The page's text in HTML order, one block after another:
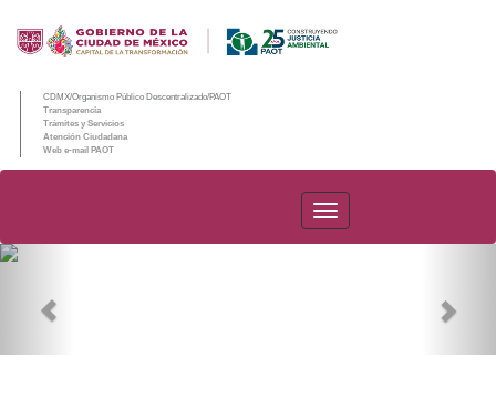
CDMX/Organismo Público Descentralizado/PAOT
Transparencia
Trámites y Servicios
Atención Ciudadana
Web e-mail PAOT
PAOT